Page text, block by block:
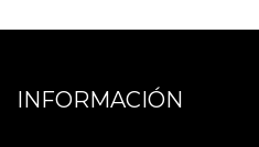
INFORMACIÓN